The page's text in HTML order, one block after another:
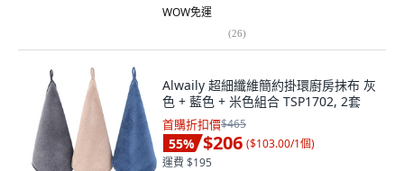
WOW免運
(26)
Alwaily 超細纖維簡約掛環廚房抹布 灰
色 + 藍色 + 米色組合 TSP1702, 2套
首購折扣價$465
55% $206 ($103.00/1個)
運費 $195